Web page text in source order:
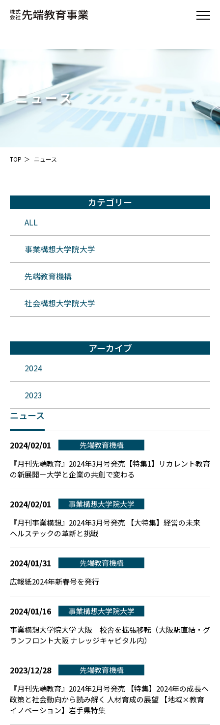
ニュース
TOP ニュース
カテゴリー
ALL
事業構想大学院大学
先端教育機構
社会構想大学院大学
アーカイブ
2024
2023
ニュース
2024/02/01
先端教育機構
『月刊先端教育』2024年3月号発売【特集1】リカレント教育
の新展開－大学と企業の共創で変わる
2024/02/01
事業構想大学院大学
『月刊事業構想』2024年3月号発売 【大特集】経営の未来
ヘルステックの革新と挑戦
2024/01/31
先端教育機構
広報紙2024年新春号を発行
2024/01/16
事業構想大学院大学
事業構想大学院大学 大阪 校舎を拡張移転（大阪駅直結・グ
ランフロント大阪 ナレッジキャピタル内）
2023/12/28
先端教育機構
『月刊先端教育』2024年2月号発売 【特集】2024年の成長へ
政策と社会動向から読み解く 人材育成の展望 【地域×教育
イノベーション】岩手県特集